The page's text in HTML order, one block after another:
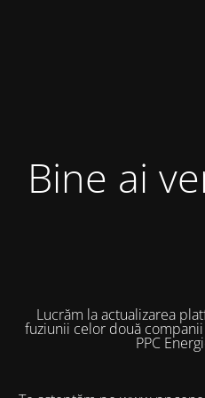
Bine ai
Lucrăm la actualizarea
fuziunii celor două
PPC